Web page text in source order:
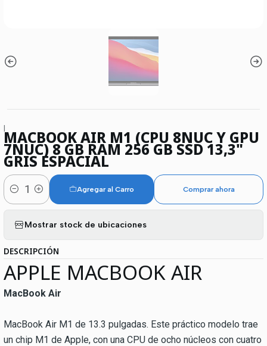
|MACBOOK AIR M1 (CPU 8NUC Y GPU
7NUC) 8 GB RAM 256 GB SSD 13,3"
GRIS ESPACIAL
Cantidad
Agregar al Carro Comprar ahora
Mostrar stock de ubicaciones
DESCRIPCIÓN
APPLE MACBOOK AIR
MacBook Air
MacBook Air M1 de 13.3 pulgadas. Este práctico modelo trae
un chip M1 de Apple, con una CPU de ocho núcleos con cuatro